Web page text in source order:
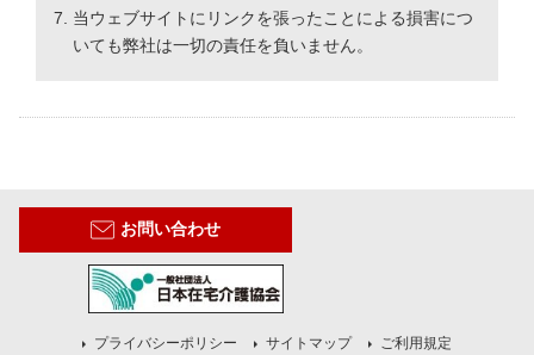
当ウェブサイトにリンクを張ったことによる損害につ
いても弊社は一切の責任を負いません。
お問い合わせ
プライバシーポリシー サイトマップ ご利用規定